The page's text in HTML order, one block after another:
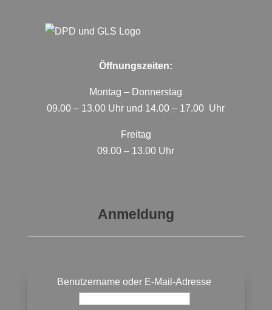
Öffnungszeiten:
Montag – Donnerstag
09.00 – 13.00 Uhr und 14.00 – 17.00 Uhr
Freitag
09.00 – 13.00 Uhr
Anmeldung
Benutzername oder E-Mail-Adresse